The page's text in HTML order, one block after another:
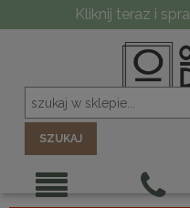
Kliknij teraz i
SZUKAJ